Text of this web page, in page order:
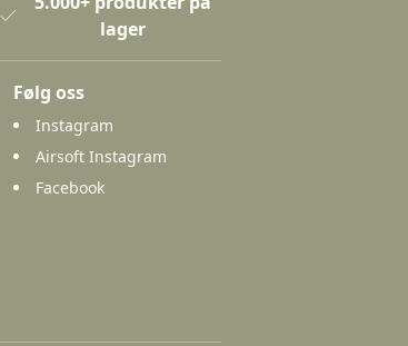
lager
Følg oss
Instagram
Airsoft Instagram
Facebook